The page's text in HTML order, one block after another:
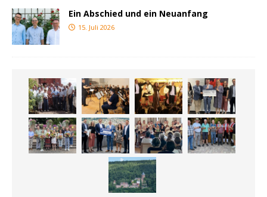
Ein Abschied und ein Neuanfang
15. Juli 2026